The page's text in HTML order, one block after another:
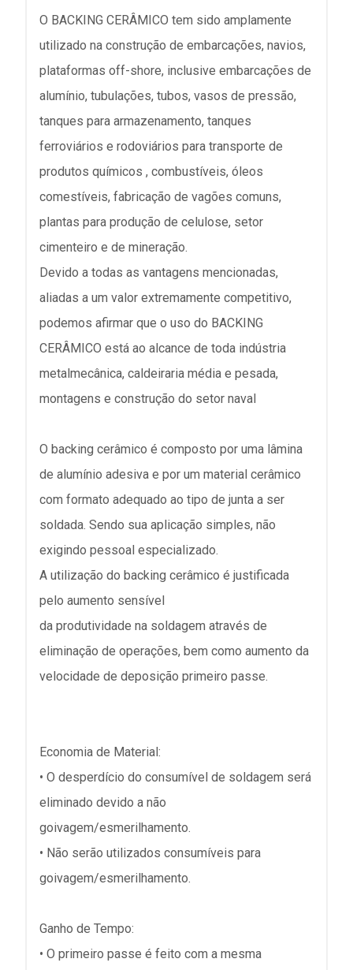
O BACKING CERÂMICO tem sido amplamente
utilizado na construção de embarcações, navios,
plataformas off-shore, inclusive embarcações de
alumínio, tubulações, tubos, vasos de pressão,
tanques para armazenamento, tanques
ferroviários e rodoviários para transporte de
produtos químicos , combustíveis, óleos
comestíveis, fabricação de vagões comuns,
plantas para produção de celulose, setor
cimenteiro e de mineração.
Devido a todas as vantagens mencionadas,
aliadas a um valor extremamente competitivo,
podemos afirmar que o uso do BACKING
CERÂMICO está ao alcance de toda indústria
metalmecânica, caldeiraria média e pesada,
montagens e construção do setor naval
O backing cerâmico é composto por uma lâmina
de alumínio adesiva e por um material cerâmico
com formato adequado ao tipo de junta a ser
soldada. Sendo sua aplicação simples, não
exigindo pessoal especializado.
A utilização do backing cerâmico é justificada
pelo aumento sensível
da produtividade na soldagem através de
eliminação de operações, bem como aumento da
velocidade de deposição primeiro passe.
Economia de Material:
• O desperdício do consumível de soldagem será
eliminado devido a não
goivagem/esmerilhamento.
• Não serão utilizados consumíveis para
goivagem/esmerilhamento.
Ganho de Tempo:
• O primeiro passe é feito com a mesma